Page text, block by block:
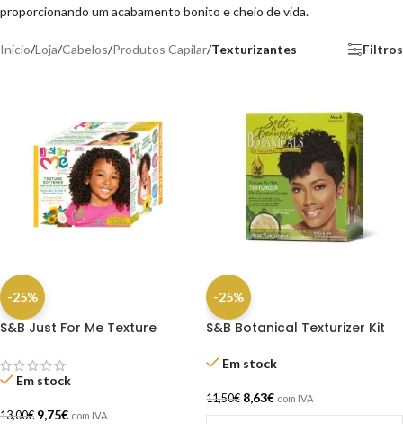
proporcionando um acabamento bonito e cheio de vida.
Início/Loja/Cabelos/Produtos Capilar/Texturizantes Filtros
-25%
S&B Just For Me Texture
Em stock
13,00€ 9,75€ com IVA
-25%
S&B Botanical Texturizer Kit
Em stock
11,50€ 8,63€ com IVA